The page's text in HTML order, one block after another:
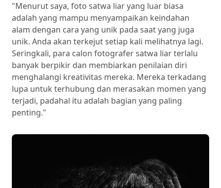
"Menurut saya, foto satwa liar yang luar biasa
adalah yang mampu menyampaikan keindahan
alam dengan cara yang unik pada saat yang juga
unik. Anda akan terkejut setiap kali melihatnya lagi.
Seringkali, para calon fotografer satwa liar terlalu
banyak berpikir dan membiarkan penilaian diri
menghalangi kreativitas mereka. Mereka terkadang
lupa untuk terhubung dan merasakan momen yang
terjadi, padahal itu adalah bagian yang paling
penting."